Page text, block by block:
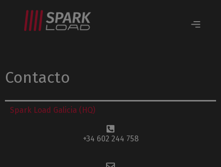
Contacto
Spark Load Galicia (HQ)
+34 602 244 758